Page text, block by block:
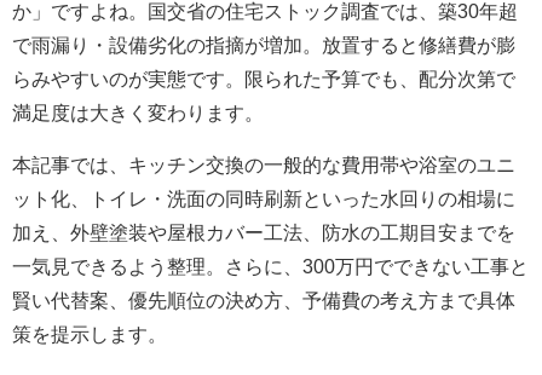
か」ですよね。国交省の住宅ストック調査では、築30年超
で雨漏り・設備劣化の指摘が増加。放置すると修繕費が膨
らみやすいのが実態です。限られた予算でも、配分次第で
満足度は大きく変わります。
本記事では、キッチン交換の一般的な費用帯や浴室のユニ
ット化、トイレ・洗面の同時刷新といった水回りの相場に
加え、外壁塗装や屋根カバー工法、防水の工期目安までを
一気見できるよう整理。さらに、 300万円でできない工事と
賢い代替案 、優先順位の決め方、予備費の考え方まで具体
策を提示します。